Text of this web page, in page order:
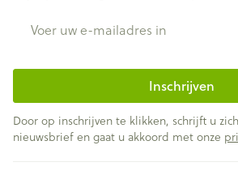
Inschrijven
Door op inschrijven te klikken, schrijft u
nieuwsbrief en gaat u akkoord met onze